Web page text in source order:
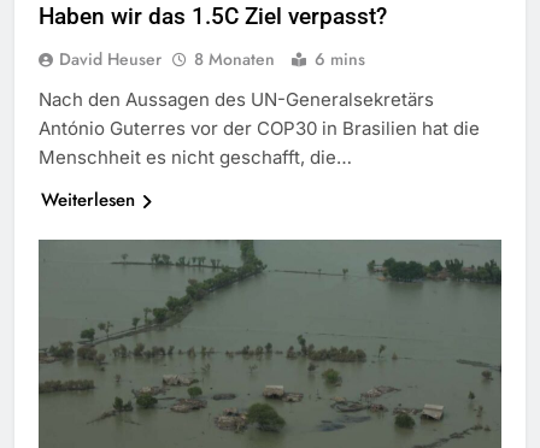
Haben wir das 1.5C Ziel verpasst?
David Heuser 8 Monaten 6 mins
Nach den Aussagen des UN-Generalsekretärs
António Guterres vor der COP30 in Brasilien hat die
Menschheit es nicht geschafft, die…
Weiterlesen